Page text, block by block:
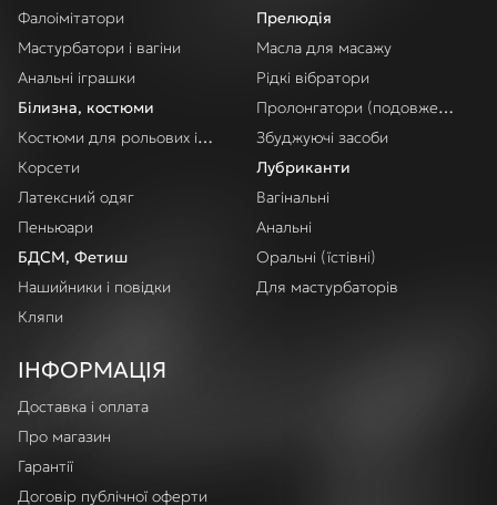
Фалоімітатори
Мастурбатори і вагіни
Анальні іграшки
Білизна, костюми
Костюми для рольових ігор
Корсети
Латексний одяг
Пеньюари
БДСМ, Фетиш
Нашийники і повідки
Кляпи
Прелюдія
Масла для масажу
Рідкі вібратори
Пролонгатори (подовження
Збуджуючі засоби
Лубриканти
Вагінальні
Анальні
Оральні (їстівні)
Для мастурбаторів
ІНФОРМАЦІЯ
Доставка і оплата
Про магазин
Гарантії
Договір публічної оферти